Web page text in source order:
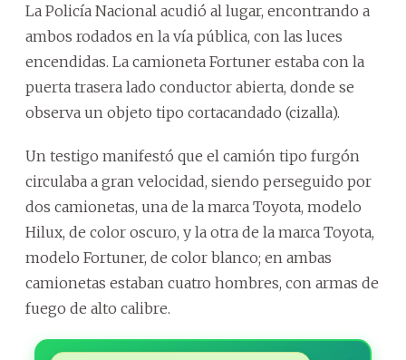
La Policía Nacional acudió al lugar, encontrando a
ambos rodados en la vía pública, con las luces
encendidas. La camioneta Fortuner estaba con la
puerta trasera lado conductor abierta, donde se
observa un objeto tipo cortacandado (cizalla).
Un testigo manifestó que el camión tipo furgón
circulaba a gran velocidad, siendo perseguido por
dos camionetas, una de la marca Toyota, modelo
Hilux, de color oscuro, y la otra de la marca Toyota,
modelo Fortuner, de color blanco; en ambas
camionetas estaban cuatro hombres, con armas de
fuego de alto calibre.